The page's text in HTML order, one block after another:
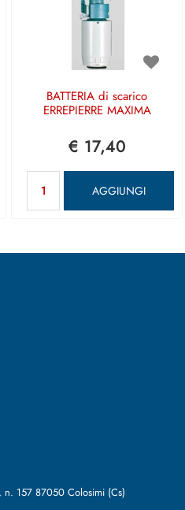
BATTERIA di scarico
ERREPIERRE MAXIMA
€ 17,40
AGGIUNGI
n. 157 87050 Colosimi (Cs)